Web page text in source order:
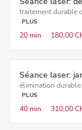
traitement durable
PLUS
20 min 180,00
Séance laser:
élimination durable
PLUS
40 min 310,00